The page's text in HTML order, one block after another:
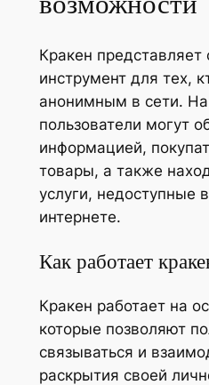
Кракен
инструмент для тех,
анонимным в сети.
пользователи могут
информацией,
товары, а также
услуги, недоступные
интернете.
Как работает
Кракен работает на
которые позволяют
связываться и
раскрытия своей